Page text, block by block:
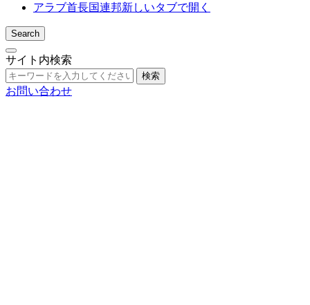
アラブ首長国連邦新しいタブで開く
Search
サイト内検索
検索
お問い合わせ